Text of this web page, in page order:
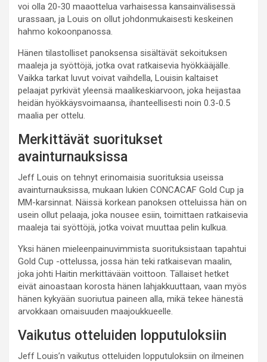
voi olla 20-30 maaottelua varhaisessa kansainvälisessä
urassaan, ja Louis on ollut johdonmukaisesti keskeinen
hahmo kokoonpanossa.
Hänen tilastolliset panoksensa sisältävät sekoituksen
maaleja ja syöttöjä, jotka ovat ratkaisevia hyökkääjälle.
Vaikka tarkat luvut voivat vaihdella, Louisin kaltaiset
pelaajat pyrkivät yleensä maalikeskiarvoon, joka heijastaa
heidän hyökkäysvoimaansa, ihanteellisesti noin 0.3-0.5
maalia per ottelu.
Merkittävät suoritukset
avainturnauksissa
Jeff Louis on tehnyt erinomaisia suorituksia useissa
avainturnauksissa, mukaan lukien CONCACAF Gold Cup ja
MM-karsinnat. Näissä korkean panoksen otteluissa hän on
usein ollut pelaaja, joka nousee esiin, toimittaen ratkaisevia
maaleja tai syöttöjä, jotka voivat muuttaa pelin kulkua.
Yksi hänen mieleenpainuvimmista suorituksistaan tapahtui
Gold Cup -ottelussa, jossa hän teki ratkaisevan maalin,
joka johti Haitin merkittävään voittoon. Tällaiset hetket
eivät ainoastaan korosta hänen lahjakkuuttaan, vaan myös
hänen kykyään suoriutua paineen alla, mikä tekee hänestä
arvokkaan omaisuuden maajoukkueelle.
Vaikutus otteluiden lopputuloksiin
Jeff Louis’n vaikutus otteluiden lopputuloksiin on ilmeinen